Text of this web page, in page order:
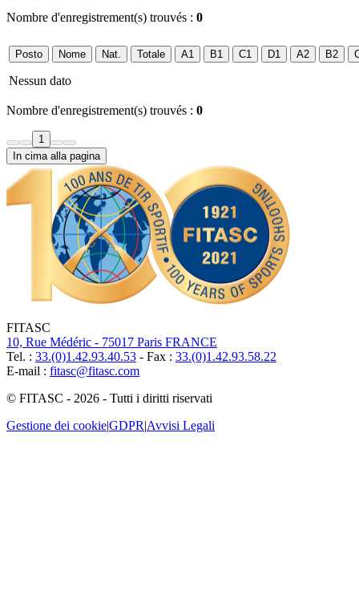
Nombre d'enregistrement(s) trouvés : 0
Posto Nome Nat. Totale A1 B1 C1 D1 A2 B2
Nessun dato
Nombre d'enregistrement(s) trouvés : 0
1
In cima alla pagina
FITASC
10, Rue Médéric - 75017 Paris FRANCE
Tel. : 33.(0)1.42.93.40.53 - Fax : 33.(0)1.42.93.58.22
E-mail : fitasc@fitasc.com
© FITASC - 2026 - Tutti i diritti riservati
Gestione dei cookie|GDPR|Avvisi Legali